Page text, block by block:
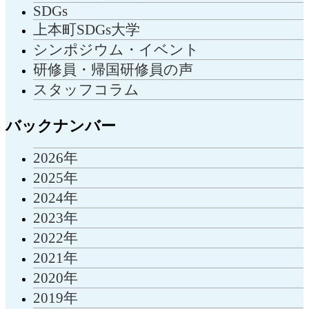
SDGs
上本町SDGs大学
シンポジウム・イベント
研修員・帰国研修員の声
スタッフコラム
バックナンバー
2026年
2025年
2024年
2023年
2022年
2021年
2020年
2019年